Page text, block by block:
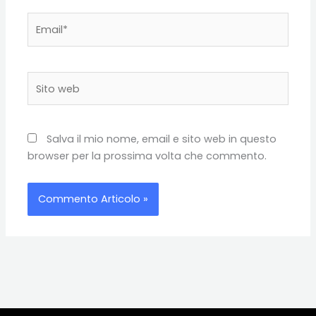
web
Salva il mio nome, email e sito web in questo
browser per la prossima volta che commento.